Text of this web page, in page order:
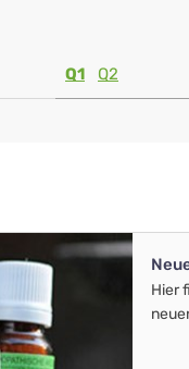
Q1 Q2
Hier